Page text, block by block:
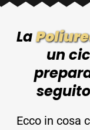
La
un
Ecco in cosa